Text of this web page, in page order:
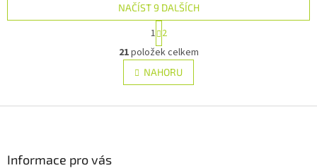
O
v
l
á
NAČÍST 9 DALŠÍCH
S
t
r
á
n
k
v
1 2
21položek celkem
NAHORU
Informace pro vás